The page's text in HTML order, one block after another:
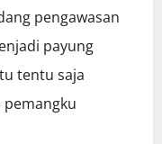
pengawasan
payung
tentu saja